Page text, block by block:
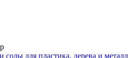
для пластика, дерева и